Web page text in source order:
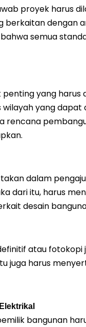
proyek harus
berkaitan dengan
semua
yang harus
yang dapat
rencana
dalam
dari itu, harus
desain
atau
juga harus
bangunan